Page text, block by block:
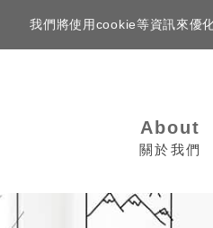
我們將使用cookie等資訊來優
About
關於我們